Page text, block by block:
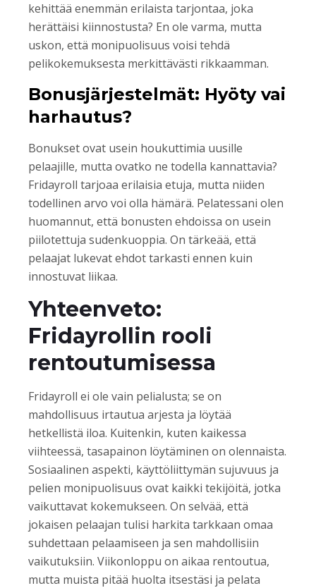
kehittää enemmän erilaista tarjontaa, joka
herättäisi kiinnostusta? En ole varma, mutta
uskon, että monipuolisuus voisi tehdä
pelikokemuksesta merkittävästi rikkaamman.
Bonusjärjestelmät: Hyöty vai
harhautus?
Bonukset ovat usein houkuttimia uusille
pelaajille, mutta ovatko ne todella kannattavia?
Fridayroll tarjoaa erilaisia etuja, mutta niiden
todellinen arvo voi olla hämärä. Pelatessani olen
huomannut, että bonusten ehdoissa on usein
piilotettuja sudenkuoppia. On tärkeää, että
pelaajat lukevat ehdot tarkasti ennen kuin
innostuvat liikaa.
Yhteenveto:
Fridayrollin rooli
rentoutumisessa
Fridayroll ei ole vain pelialusta; se on
mahdollisuus irtautua arjesta ja löytää
hetkellistä iloa. Kuitenkin, kuten kaikessa
viihteessä, tasapainon löytäminen on olennaista.
Sosiaalinen aspekti, käyttöliittymän sujuvuus ja
pelien monipuolisuus ovat kaikki tekijöitä, jotka
vaikuttavat kokemukseen. On selvää, että
jokaisen pelaajan tulisi harkita tarkkaan omaa
suhdettaan pelaamiseen ja sen mahdollisiin
vaikutuksiin. Viikonloppu on aikaa rentoutua,
mutta muista pitää huolta itsestäsi ja pelata